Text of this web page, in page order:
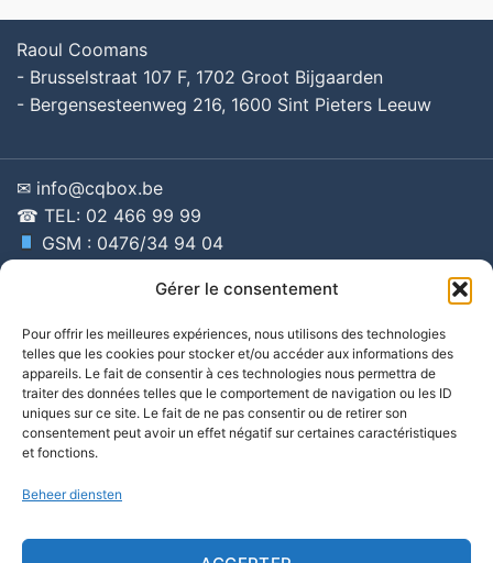
Gérer le consentement
Pour offrir les meilleures expériences, nous utilisons des technologies
telles que les cookies pour stocker et/ou accéder aux informations des
appareils. Le fait de consentir à ces technologies nous permettra de
traiter des données telles que le comportement de navigation ou les ID
uniques sur ce site. Le fait de ne pas consentir ou de retirer son
consentement peut avoir un effet négatif sur certaines caractéristiques
et fonctions.
Beheer diensten
Raoul Coomans
- Brusselstraat 107 F, 1702 Groot Bijgaarden
- Bergensesteenweg 216, 1600 Sint Pieters Leeuw
✉ info@cqbox.be
☎ TEL: 02 466 99 99
GSM : 0476/34 94 04